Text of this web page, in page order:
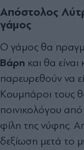
Απόστολος
γάμος
Ο γάμος θα
Βάρη και θα
παρευρεθούν να
Κουμπάροι τους
ποινικολόγου
φίλη της νύφης.
δεξίωση μετά το